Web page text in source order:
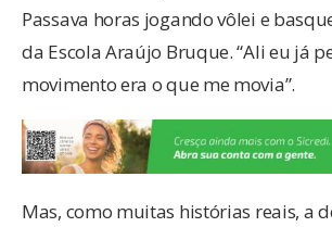
Passava horas jogando vôlei e
da Escola Araújo Bruque. “Ali eu já
movimento era o que me movia”.
Mas, como muitas histórias reais, a